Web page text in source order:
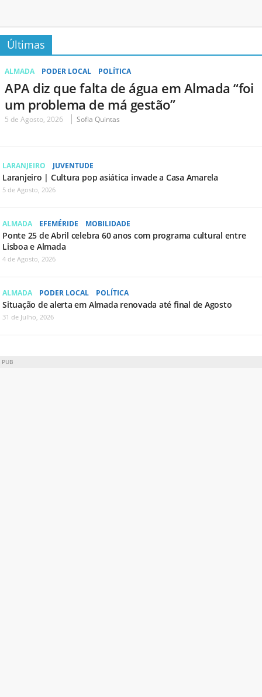
Últimas
ALMADA PODER LOCAL POLÍTICA
APA diz que falta de água em Almada “foi
um problema de má gestão”
5 de Agosto, 2026 Sofia Quintas
LARANJEIRO JUVENTUDE
Laranjeiro | Cultura pop asiática invade a Casa Amarela
5 de Agosto, 2026
ALMADA EFEMÉRIDE MOBILIDADE
Ponte 25 de Abril celebra 60 anos com programa cultural entre
Lisboa e Almada
4 de Agosto, 2026
ALMADA PODER LOCAL POLÍTICA
Situação de alerta em Almada renovada até final de Agosto
31 de Julho, 2026
PUB